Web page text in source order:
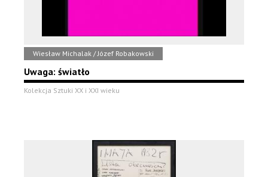
Wiesław Michalak / Józef Robakowski
Uwaga: światło
Kolekcja Sztuki XX i XXI wieku